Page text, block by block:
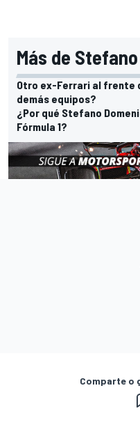
Más de
Otro ex-Ferrari al frente
demás equipos?
¿Por qué Stefano
Fórmula 1?
Comparte o